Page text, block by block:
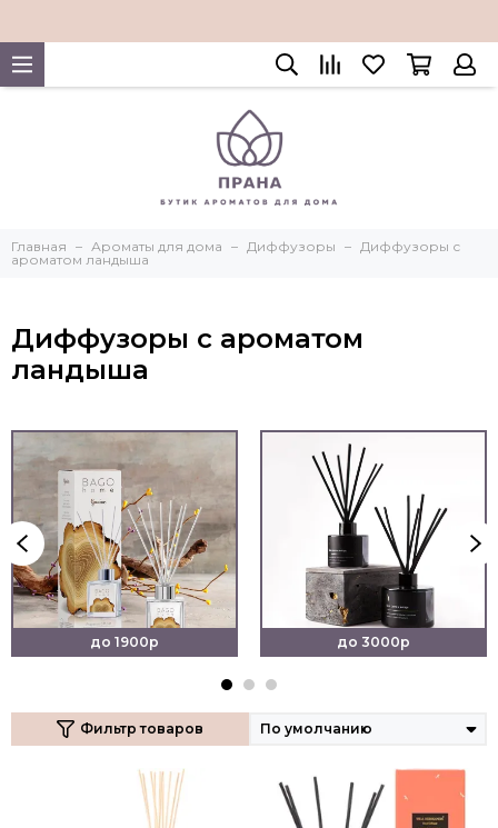
Главная Ароматы для дома Диффузоры
Диффузоры с
ароматом ландыша
Диффузоры с ароматом
ландыша
до 1900р до 3000р
Фильтр товаров